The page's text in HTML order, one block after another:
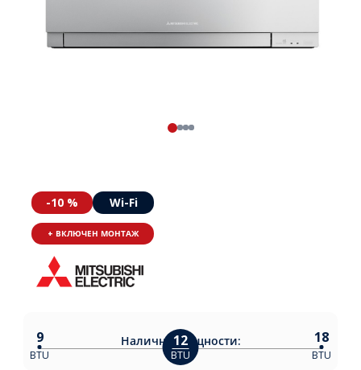
-10 % Wi-Fi
+ ВКЛЮЧЕН МОНТАЖ
Наличнимощности:
9
BTU
12
BTU
18
BTU